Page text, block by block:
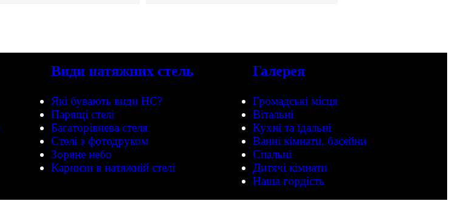
Види натяжних стель
Які бувають види НС?
Парящі стелі
Багаторівнева стеля
Стелі з фотодруком
Зоряне небо
Карнизи в натяжній стелі
Галерея
Громадські місця
Вітальні
Кухні та їдальні
Ванні кімнати, басейни
Спальні
Дитячі кімнати
Наша гордість